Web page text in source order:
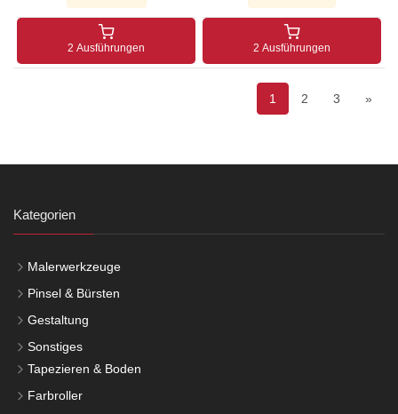
2 Ausführungen 2 Ausführungen
1 2 3 »
Kategorien
Malerwerkzeuge
Pinsel & Bürsten
Gestaltung
Sonstiges
Tapezieren & Boden
Farbroller